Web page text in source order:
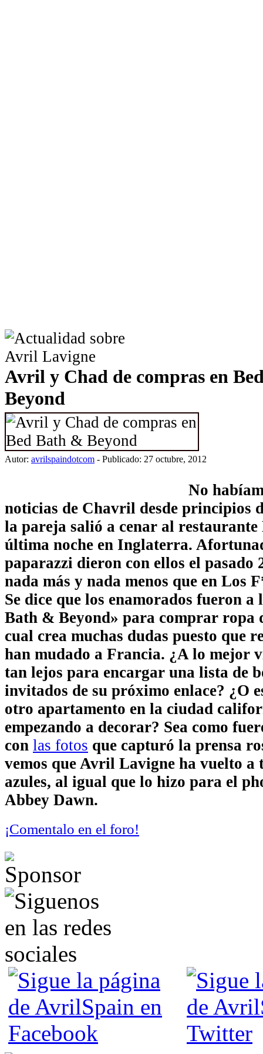
Avril y Chad de compras en
Beyond
Autor: avrilspaindotcom - Publicado: 27 octubre, 2012
No
noticias de Chavril desde principios
la pareja salió a cenar al restaurante
última noche en Inglaterra.
paparazzi dieron con ellos el pasado
nada más y nada menos que en Los
Se dice que los enamorados fueron a
Bath & Beyond» para comprar ropa
cual crea muchas dudas puesto que
han mudado a Francia. ¿A lo mejor
tan lejos para encargar una lista de
invitados de su próximo enlace? ¿O
otro apartamento en la ciudad
empezando a decorar? Sea como
con las fotos que capturó la prensa
vemos que Avril Lavigne ha vuelto a
azules, al igual que lo hizo para el
Abbey Dawn.
¡Comentalo en el foro!